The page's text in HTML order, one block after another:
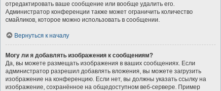
отредактировать ваше сообщение или вообще удалить его.
Администратор конференции также может ограничить количество
смайликов, которое можно использовать в сообщении.
Вернуться к началу
Могу ли я добавлять изображения к сообщениям?
Да, вы можете размещать изображения в ваших сообщениях. Если
администратор разрешил добавлять вложения, вы можете загрузить
изображение на конференцию. Если нет, вы должны указать ссылку на
изображение, сохранённое на общедоступном веб-сервере. Пример